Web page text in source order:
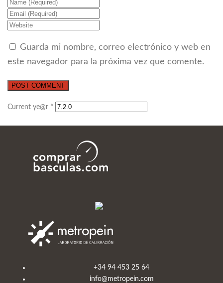
Guarda mi nombre, correo electrónico y web en
este navegador para la próxima vez que comente.
Current ye@r *
+34 94 453 25 64
info@metropein.com